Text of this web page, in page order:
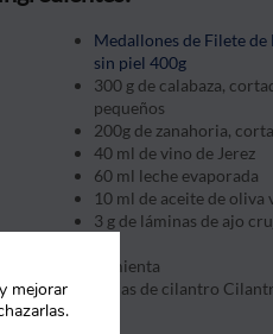
Medallones de Filete
sin piel 400g
300 g de calabaza,
pequeños
200g de zanahoria,
40 ml de vino de Jerez
60 ml leche evaporada
10 ml de aceite de oliva
3 g de láminas de ajo
Pimienta
Hojas de cilantro
mejorar